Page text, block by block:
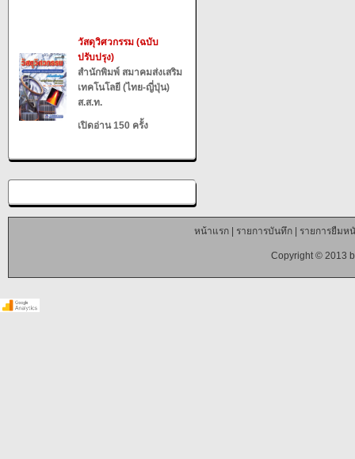
วัสดุวิศวกรรม (ฉบับ
ปรับปรุง)
สำนักพิมพ์ สมาคมส่งเสริม
เทคโนโลยี (ไทย-ญี่ปุ่น)
ส.ส.ท.
เปิดอ่าน 150 ครั้ง
หน้าแรก| รายการบันทึก| รายการยืมห
Copyright © 2013